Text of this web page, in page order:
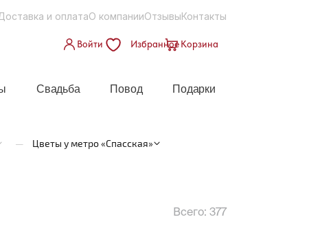
и оплатаО компанииОтзывыКонтакты
Войти ИзбранноеКорзина
Свадьба Повод Подарки
— Цветы у метро «Спасская»
Всего: 377